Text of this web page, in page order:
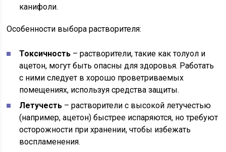
канифоли.
Особенности выбора растворителя:
Токсичность – растворители, такие как толуол и
ацетон, могут быть опасны для здоровья. Работать
с ними следует в хорошо проветриваемых
помещениях, используя средства защиты.
Летучесть – растворители с высокой летучестью
(например, ацетон) быстрее испаряются, но требуют
осторожности при хранении, чтобы избежать
воспламенения.